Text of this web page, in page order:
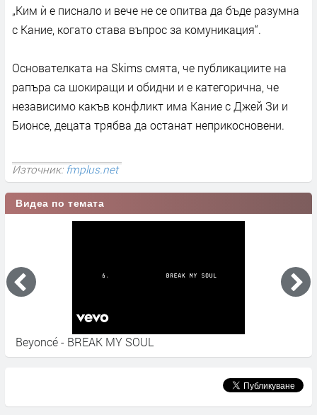
„Ким ѝ е писнало и вече не се опитва да бъде разумна
с Кание, когато става въпрос за комуникация“.
Основателката на Skims смята, че публикациите на
рапъра са шокиращи и обидни и е категорична, че
независимо какъв конфликт има Кание с Джей Зи и
Бионсе, децата трябва да останат неприкосновени.
Източник:fmplus.net
Видеа по темата
Beyoncé - BREAK MY SOUL